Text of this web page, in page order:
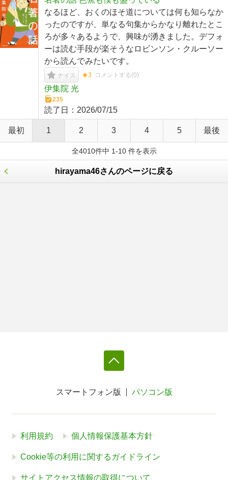
なるほど、おくのほそ道については何も知らなか
ったのですが、単なる句集からかなり離れたとこ
ろが多々あるようで、興味が湧きました。デフォ
ーは読む手段が楽そうなロビンソン・クルーソー
から読んでみたいです。
ナイス ★3 コメントする(0)
伊集院 光
235
読了日： 2026/07/15
最初 1 2 3 4 5 最後
全4010件中 1-10 件を表示
hirayama46さんのページに戻る
スマートフォン版 パソコン版
利用規約 個人情報保護基本方針
Cookie等の利用に関するガイドライン
サイトアクセス情報の取得について